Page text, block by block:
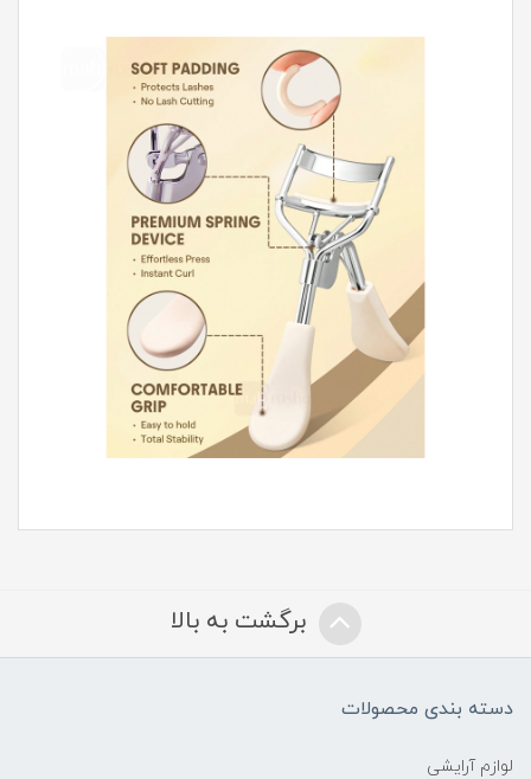
برگشت به بالا
دسته بندی محصولات
لوازم آرایشی